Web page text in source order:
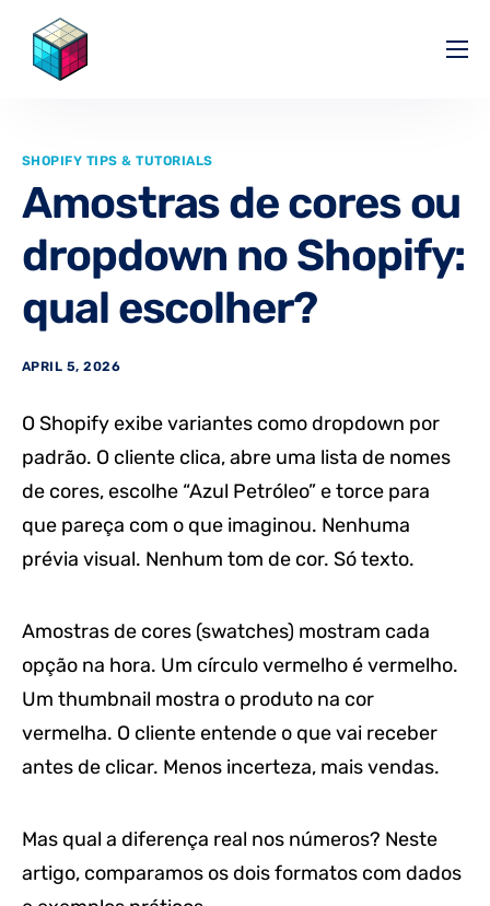
Pricing
Affiliate
Blog
SHOPIFY TIPS & TUTORIALS
Amostras de cores ou
dropdown no Shopify:
qual escolher?
APRIL 5, 2026
O Shopify exibe variantes como dropdown por
padrão. O cliente clica, abre uma lista de nomes
de cores, escolhe “Azul Petróleo” e torce para
que pareça com o que imaginou. Nenhuma
prévia visual. Nenhum tom de cor. Só texto.
Amostras de cores (swatches) mostram cada
opção na hora. Um círculo vermelho é vermelho.
Um thumbnail mostra o produto na cor
vermelha. O cliente entende o que vai receber
antes de clicar. Menos incerteza, mais vendas.
Mas qual a diferença real nos números? Neste
artigo, comparamos os dois formatos com dados